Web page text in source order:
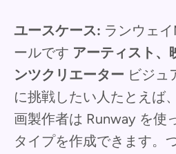
ユースケース: ランウェ
ールです アーティスト、
ンツクリエーター ビジュ
に挑戦したい人たとえば
画製作者は Runway を使
タイプを作成できます。